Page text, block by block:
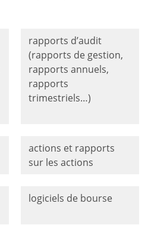
rapports d’audit
(rapports de gestion,
rapports annuels,
rapports
trimestriels…)
actions et rapports
sur les actions
logiciels de bourse